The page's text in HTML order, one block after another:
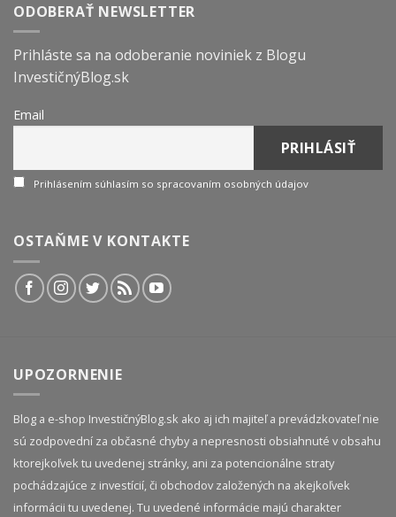
ODOBERAŤ NEWSLETTER
Prihláste sa na odoberanie noviniek z Blogu
InvestičnýBlog.sk
Email
Prihlásením súhlasím so spracovaním osobných údajov
OSTAŇME V KONTAKTE
UPOZORNENIE
Blog a e-shop InvestičnýBlog.sk ako aj ich majiteľ a prevádzkovateľ nie
sú zodpovední za občasné chyby a nepresnosti obsiahnuté v obsahu
ktorejkoľvek tu uvedenej stránky, ani za potencionálne straty
pochádzajúce z investícií, či obchodov založených na akejkoľvek
informácii tu uvedenej. Tu uvedené informácie majú charakter